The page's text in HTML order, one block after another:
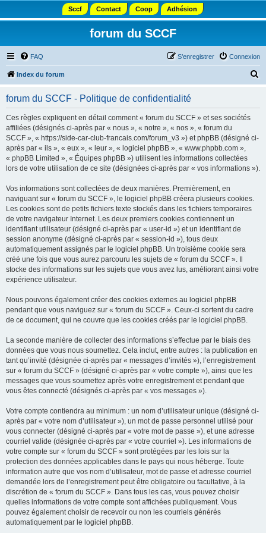
Sccf Contact Coop Adhésion
forum du SCCF
FAQ Connexion
S’enregistrer
Index du forum
forum du SCCF - Politique de confidentialité
Ces règles expliquent en détail comment « forum du SCCF » et ses sociétés
affiliées (désignés ci-après par « nous », « notre », « nos », « forum du
SCCF », « https://side-car-club-francais.com/forum_v3 ») et phpBB (désigné ci-
après par « ils », « eux », « leur », « logiciel phpBB », « www.phpbb.com »,
« phpBB Limited », « Équipes phpBB ») utilisent les informations collectées
lors de votre utilisation de ce site (désignées ci-après par « vos informations »).
Vos informations sont collectées de deux manières. Premièrement, en
naviguant sur « forum du SCCF », le logiciel phpBB créera plusieurs cookies.
Les cookies sont de petits fichiers texte stockés dans les fichiers temporaires
de votre navigateur Internet. Les deux premiers cookies contiennent un
identifiant utilisateur (désigné ci-après par « user-id ») et un identifiant de
session anonyme (désigné ci-après par « session-id »), tous deux
automatiquement assignés par le logiciel phpBB. Un troisième cookie sera
créé une fois que vous aurez parcouru les sujets de « forum du SCCF ». Il
stocke des informations sur les sujets que vous avez lus, améliorant ainsi votre
expérience utilisateur.
Nous pouvons également créer des cookies externes au logiciel phpBB
pendant que vous naviguez sur « forum du SCCF ». Ceux-ci sortent du cadre
de ce document, qui ne couvre que les cookies créés par le logiciel phpBB.
La seconde manière de collecter des informations s’effectue par le biais des
données que vous nous soumettez. Cela inclut, entre autres : la publication en
tant qu’invité (désignée ci-après par « messages d’invités »), l’enregistrement
sur « forum du SCCF » (désigné ci-après par « votre compte »), ainsi que les
messages que vous soumettez après votre enregistrement et pendant que
vous êtes connecté (désignés ci-après par « vos messages »).
Votre compte contiendra au minimum : un nom d’utilisateur unique (désigné ci-
après par « votre nom d’utilisateur »), un mot de passe personnel utilisé pour
vous connecter (désigné ci-après par « votre mot de passe »), et une adresse
courriel valide (désignée ci-après par « votre courriel »). Les informations de
votre compte sur « forum du SCCF » sont protégées par les lois sur la
protection des données applicables dans le pays qui nous héberge. Toute
information autre que vos nom d’utilisateur, mot de passe et adresse courriel
demandée lors de l’enregistrement peut être obligatoire ou facultative, à la
discrétion de « forum du SCCF ». Dans tous les cas, vous pouvez choisir
quelles informations de votre compte sont affichées publiquement. Vous
pouvez également choisir de recevoir ou non les courriels générés
automatiquement par le logiciel phpBB.